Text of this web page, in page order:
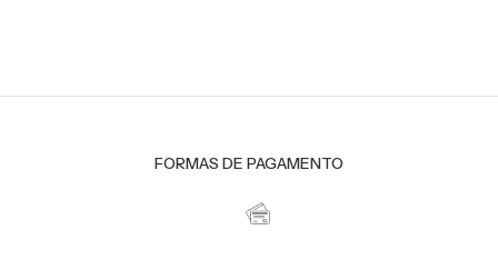
FORMAS DE PAGAMENTO